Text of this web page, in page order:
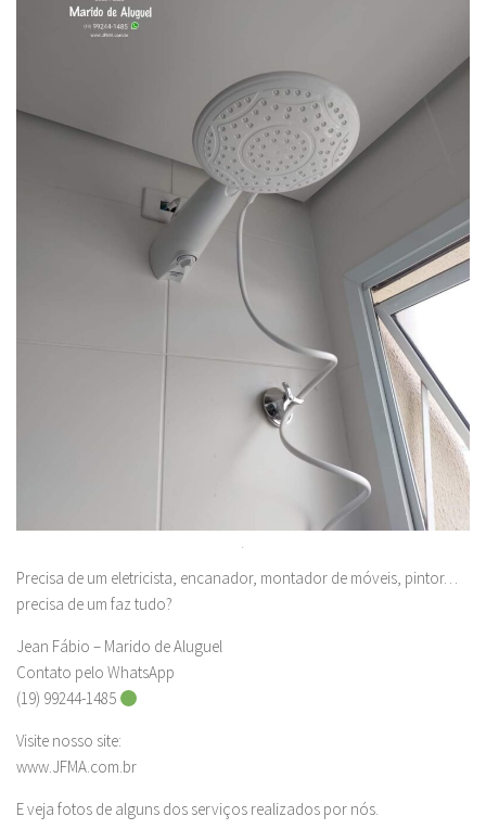
.
Precisa de um eletricista, encanador, montador de móveis, pintor…
precisa de um faz tudo?
Jean Fábio – Marido de Aluguel
Contato pelo WhatsApp
(19) 99244-1485
Visite nosso site:
www.JFMA.com.br
E veja fotos de alguns dos serviços realizados por nós.